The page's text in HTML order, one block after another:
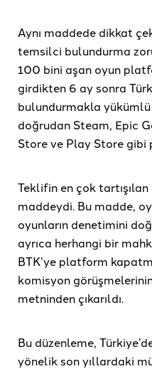
Aynı maddede dikkat
temsilci bulundurma
100 bini aşan oyun
girdikten 6 ay sonra
bulundurmakla
doğrudan Steam, Epic
Store ve Play Store
Teklifin en çok
maddeydi. Bu madde,
oyunların denetimini
ayrıca herhangi bir
BTK’ye platform
komisyon
metninden çıkarıldı.
Bu düzenleme,
yönelik son yıllardaki